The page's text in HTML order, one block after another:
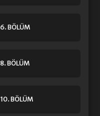
6. BÖLÜM
8. BÖLÜM
10. BÖLÜM